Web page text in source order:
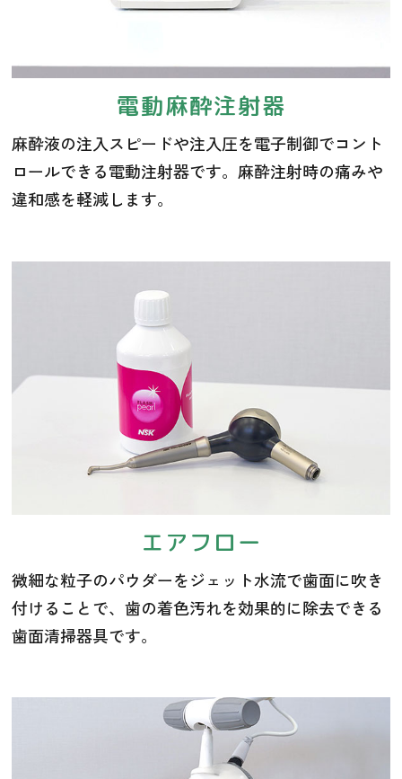
電動麻酔注射器
麻酔液の注入スピードや注入圧を電子制御でコント
ロールできる電動注射器です。麻酔注射時の痛みや
違和感を軽減します。
エアフロー
微細な粒子のパウダーをジェット水流で歯面に吹き
付けることで、歯の着色汚れを効果的に除去できる
歯面清掃器具です。